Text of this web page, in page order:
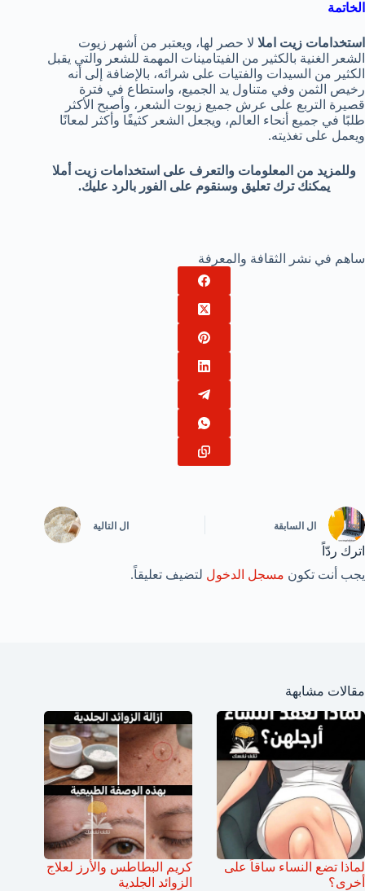
الخاتمة
استخدامات زيت املا لا حصر لها، ويعتبر من أشهر زيوت
الشعر الغنية بالكثير من الفيتامينات المهمة للشعر والتي يقبل
الكثير من السيدات والفتيات على شرائه، بالإضافة إلى أنه
رخيص الثمن وفي متناول يد الجميع، واستطاع في فترة
قصيرة التربع على عرش جميع زيوت الشعر، وأصبح الأكثر
طلبًا في جميع أنحاء العالم، ويجعل الشعر كثيفًا وأكثر لمعانًا
ويعمل على تغذيته.
وللمزيد من المعلومات والتعرف على استخدامات زيت أملا
يمكنك ترك تعليق وسنقوم على الفور بالرد عليك.
ساهم في نشر الثقافة والمعرفة
ال السابقة ال التالية
اترك ردّاً
يجب أنت تكون مسجل الدخول لتضيف تعليقاً.
مقالات مشابهة
لماذا تضع النساء ساقاً على
أخرى؟
كريم البطاطس والأرز لعلاج
الزوائد الجلدية